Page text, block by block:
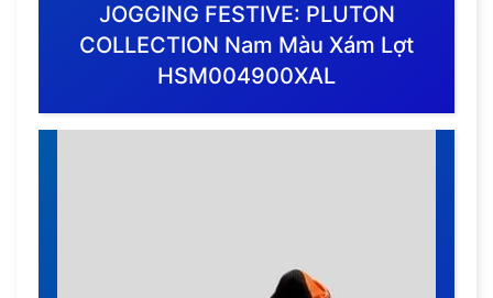
JOGGING FESTIVE: PLUTON
COLLECTION Nam Màu Xám Lợt
HSM004900XAL